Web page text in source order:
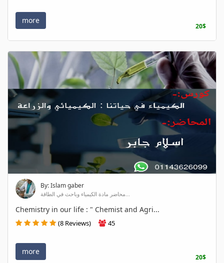
more
20$
By: Islam gaber
محاضر مادة الكيمياء وباحث في الطاقة...
Chemistry in our life : " Chemist and Agri...
(8 Reviews) 45
more
20$